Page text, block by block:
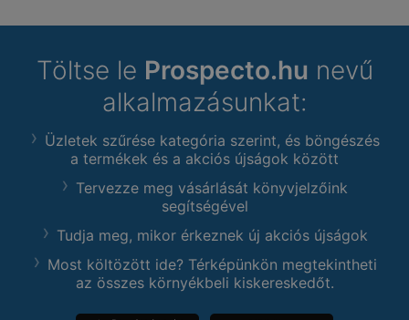
Töltse le Prospecto.hu nevű
alkalmazásunkat:
Üzletek szűrése kategória szerint, és böngészés
a termékek és a akciós újságok között
Tervezze meg vásárlását könyvjelzőink
segítségével
Tudja meg, mikor érkeznek új akciós újságok
Most költözött ide? Térképünkön megtekintheti
az összes környékbeli kiskereskedőt.